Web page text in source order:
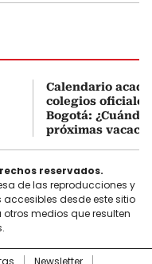
Calendario
colegios
Bogotá: ¿Cuándo
próximas
reservados.
de las reproducciones y
desde este sitio
medios que resulten
Newsletter